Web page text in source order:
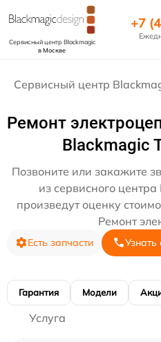
Сервисный центр Blackmagic
в Москве
+7
Сервисный центр
Ремонт
Blackmagic
Позвоните или закажите
из сервисного
произведут оценку
Ремонт
Есть запчасти Узнать
Гарантия Модели
Услуга